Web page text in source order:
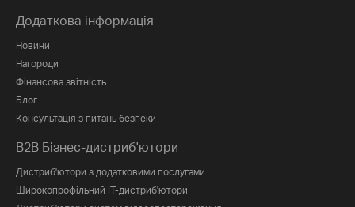
Додаткова інформація
Новини
Нагороди
Фінансова звітність
Блог
Консультація з питань безпеки
B2B Бізнес-дистриб'ютори
Дистриб'ютори з додатковими послугами
Широкопрофільний IT-дистриб'ютори